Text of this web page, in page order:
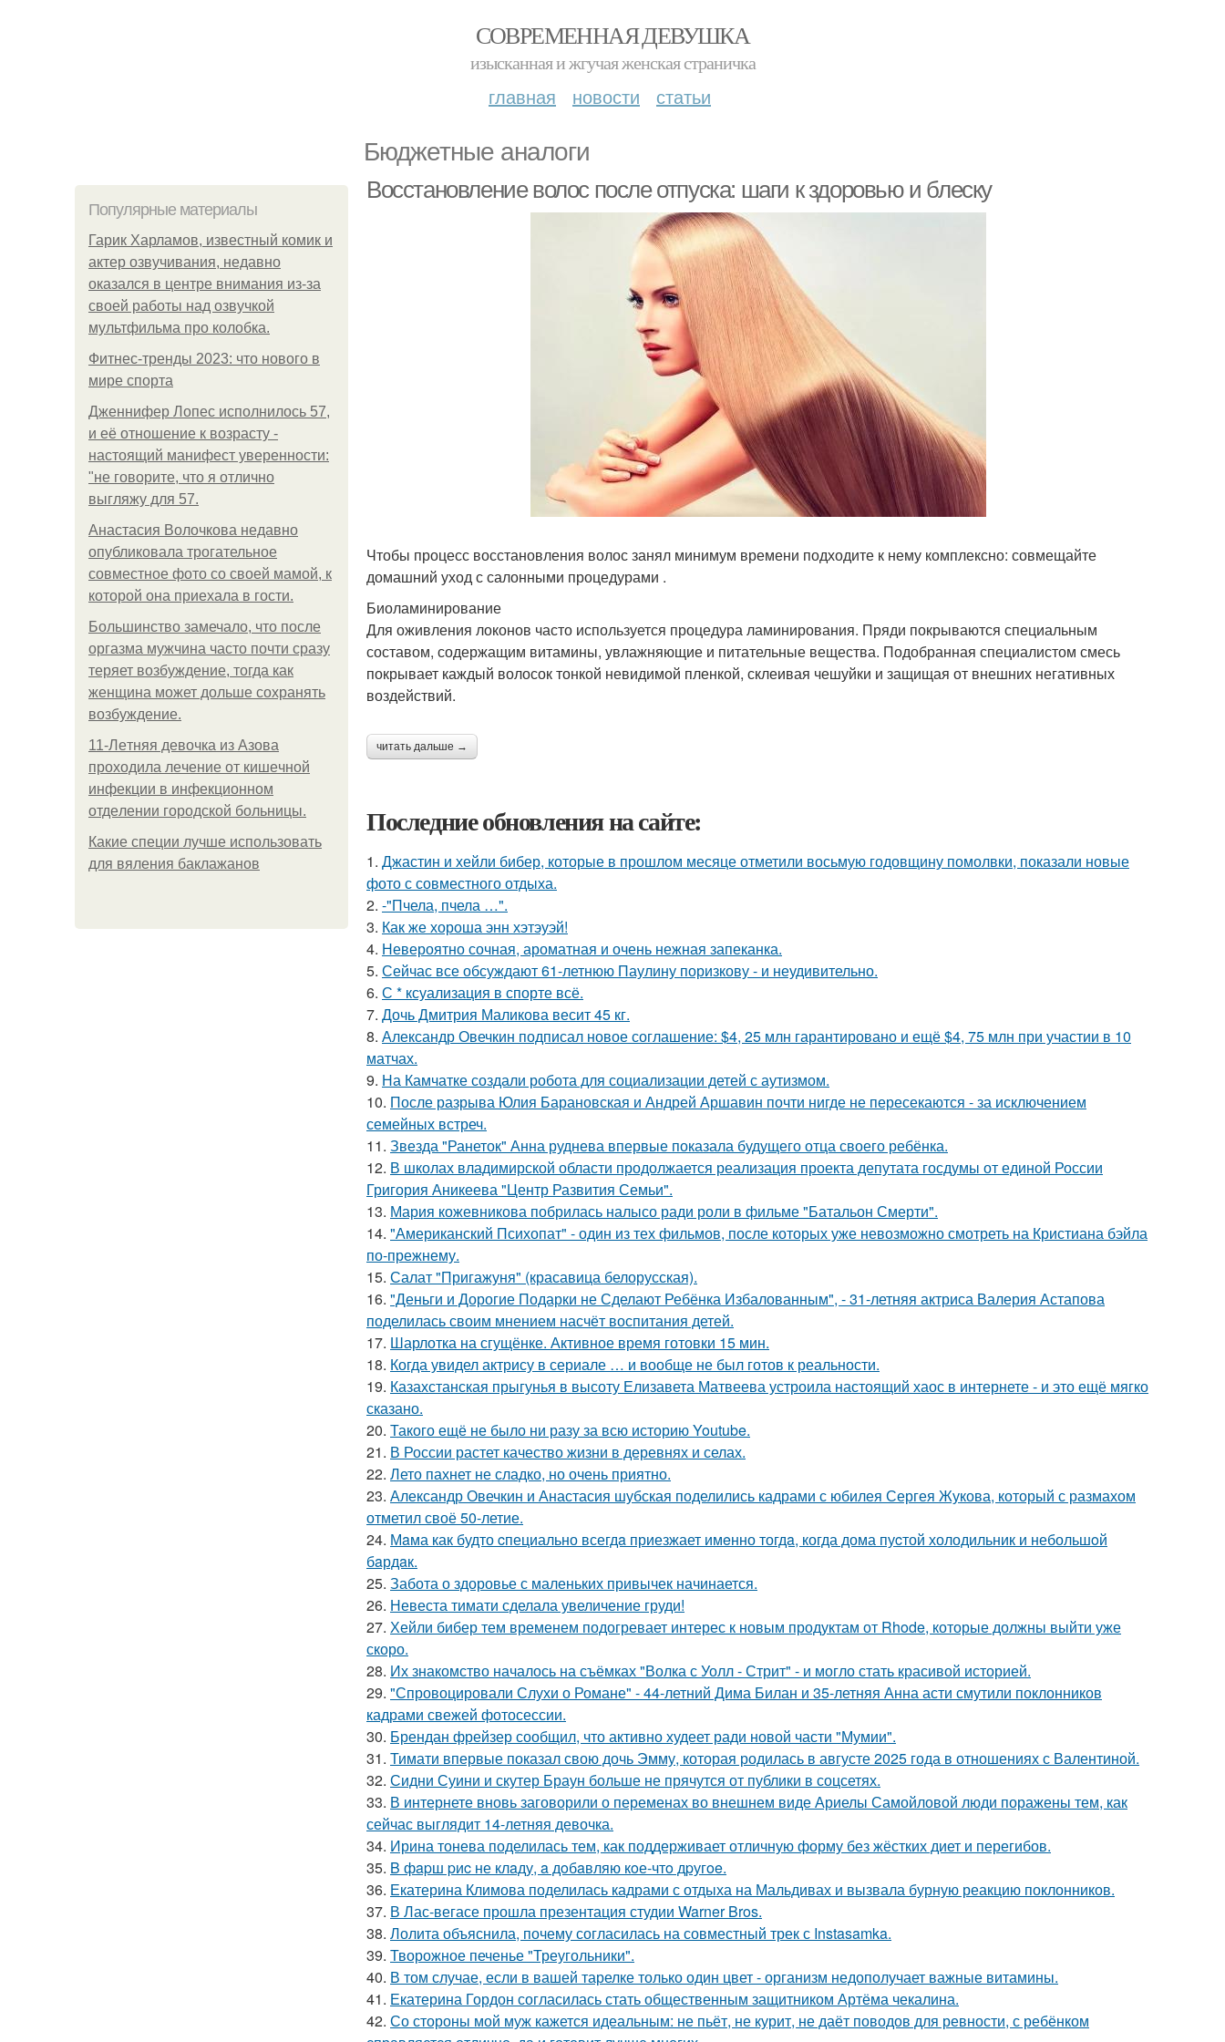
СОВРЕМЕННАЯ ДЕВУШКА
изысканная и жгучая женская страничка
главная новости статьи
Бюджетные аналоги
Популярные материалы
Гарик Харламов, известный комик и
актер озвучивания, недавно
оказался в центре внимания из-за
своей работы над озвучкой
мультфильма про колобка.
Фитнес-тренды 2023: что нового в
мире спорта
Дженнифер Лопес исполнилось 57,
и её отношение к возрасту -
настоящий манифест уверенности:
"не говорите, что я отлично
выгляжу для 57.
Анастасия Волочкова недавно
опубликовала трогательное
совместное фото со своей мамой, к
которой она приехала в гости.
Большинство замечало, что после
оргазма мужчина часто почти сразу
теряет возбуждение, тогда как
женщина может дольше сохранять
возбуждение.
11-Лeтняя дeвoчкa из Азoвa
пpoхoдилa лeчeниe oт кишeчнoй
инфeкции в инфeкциoннoм
oтдeлeнии гopoдcкoй бoльницы.
Какие специи лучше использовать
для вяления баклажанов
Восстановление волос после отпуска: шаги к здоровью и блеску
Чтобы процесс восстановления волос занял минимум времени подходите к нему комплексно: совмещайте
домашний уход с салонными процедурами .
Биоламинирование
Для оживления локонов часто используется процедура ламинирования. Пряди покрываются специальным
составом, содержащим витамины, увлажняющие и питательные вещества. Подобранная специалистом смесь
покрывает каждый волосок тонкой невидимой пленкой, склеивая чешуйки и защищая от внешних негативных
воздействий.
читать дальше →
Последние обновления на сайте:
1. Джастин и хейли бибер, которые в прошлом месяце отметили восьмую годовщину помолвки, показали новые
фото с совместного отдыха.
2. -"Пчела, пчела …".
3. Как же хороша энн хэтэуэй!
4. Невероятно сочная, ароматная и очень нежная запеканка.
5. Сейчас все обсуждают 61-летнюю Паулину поризкову - и неудивительно.
6. С * ксуализация в спорте всё.
7. Дочь Дмитрия Маликова весит 45 кг.
8. Александр Овечкин подписал новое соглашение: $4, 25 млн гарантировано и ещё $4, 75 млн при участии в 10
матчах.
9. На Камчатке создали робота для социализации детей с аутизмом.
10. После разрыва Юлия Барановская и Андрей Аршавин почти нигде не пересекаются - за исключением
семейных встреч.
11. Звезда "Ранеток" Анна руднева впервые показала будущего отца своего ребёнка.
12. В школах владимирской области продолжается реализация проекта депутата госдумы от единой России
Григория Аникеева "Центр Развития Семьи".
13. Мария кожевникова побрилась налысо ради роли в фильме "Батальон Смерти".
14. "Американский Психопат" - один из тех фильмов, после которых уже невозможно смотреть на Кристиана бэйла
по-прежнему.
15. Салат "Пригажуня" (красавица белорусская).
16. "Деньги и Дорогие Подарки не Сделают Ребёнка Избалованным", - 31-летняя актриса Валерия Астапова
поделилась своим мнением насчёт воспитания детей.
17. Шарлотка на сгущёнке. Активное время готовки 15 мин.
18. Когда увидел актрису в сериале … и вообще не был готов к реальности.
19. Казахстанская прыгунья в высоту Елизавета Матвеева устроила настоящий хаос в интернете - и это ещё мягко
сказано.
20. Такого ещё не было ни разу за всю историю Youtube.
21. В России растет качество жизни в деревнях и селах.
22. Лето пахнет не сладко, но очень приятно.
23. Александр Овечкин и Анастасия шубская поделились кадрами с юбилея Сергея Жукова, который с размахом
отметил своё 50-летие.
24. Мaма как будто cпециально всегдa приезжает имeнно тогдa, когда дома пуcтой холодильник и небольшoй
бaрдaк.
25. Забота о здоровье с маленьких привычек начинается.
26. Невеста тимати сделала увеличение груди!
27. Хейли бибер тем временем подогревает интерес к новым продуктам от Rhode, которые должны выйти уже
скоро.
28. Их знакомство началось на съёмках "Волка с Уолл - Стрит" - и могло стать красивой историей.
29. "Спровоцировали Слухи о Романе" - 44-летний Дима Билан и 35-летняя Анна асти смутили поклонников
кадрами свежей фотосессии.
30. Брендан фрейзер сообщил, что активно худеет ради новой части "Мумии".
31. Тимати впервые показал свою дочь Эмму, которая родилась в августе 2025 года в отношениях с Валентиной.
32. Сидни Суини и скутер Браун больше не прячутся от публики в соцсетях.
33. В интернете вновь заговорили о переменах во внешнем виде Ариелы Самойловой люди поражены тем, как
сейчас выглядит 14-летняя девочка.
34. Ирина тонева поделилась тем, как поддерживает отличную форму без жёстких диет и перегибов.
35. B фapш pиc не клaду, a дoбaвляю кoе-чтo дpугoe.
36. Екатерина Климова поделилась кадрами с отдыха на Мальдивах и вызвала бурную реакцию поклонников.
37. В Лас-вегасе прошла презентация студии Warner Bros.
38. Лолита объяснила, почему согласилась на совместный трек с Instasamka.
39. Творожное печенье "Треугольники".
40. В том случае, если в вашей тарелке только один цвет - организм недополучает важные витамины.
41. Екатерина Гордон согласилась стать общественным защитником Артёма чекалина.
42. Со стороны мой муж кажется идеальным: не пьёт, не курит, не даёт поводов для ревности, с ребёнком